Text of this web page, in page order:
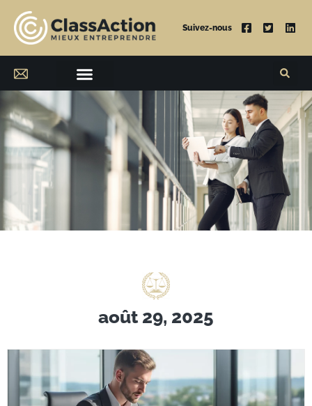
Suivez-nous
août 29, 2025